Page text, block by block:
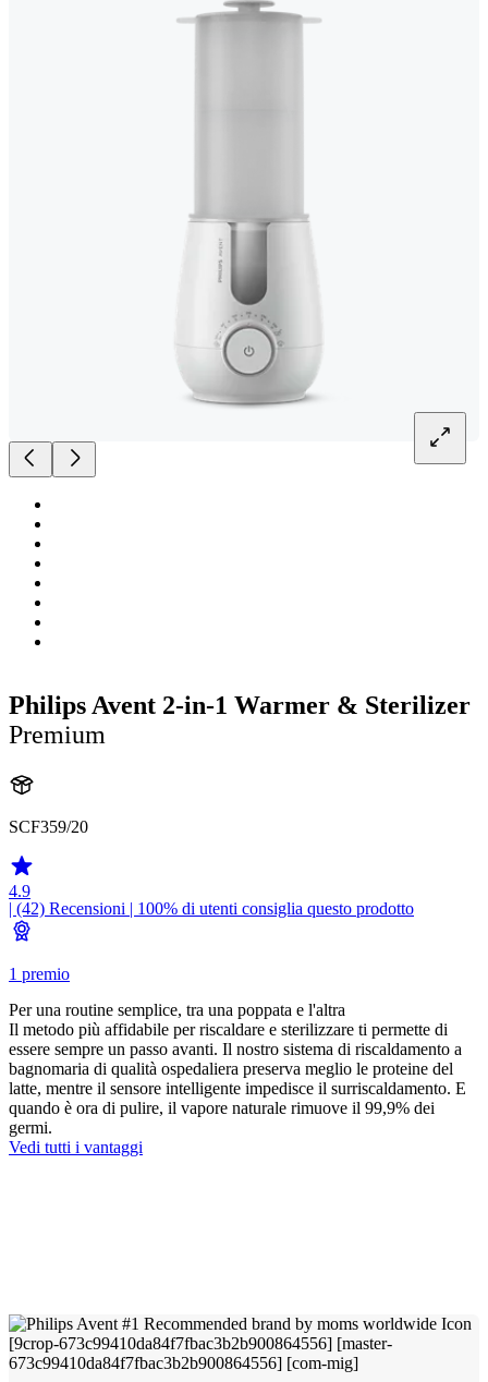
Philips Avent 2-in-1 Warmer & Sterilizer
Premium
SCF359/20
4.9
| (42) Recensioni | 100% di utenti consiglia questo prodotto
1 premio
Per una routine semplice, tra una poppata e l'altra
Il metodo più affidabile per riscaldare e sterilizzare ti permette di
essere sempre un passo avanti. Il nostro sistema di riscaldamento a
bagnomaria di qualità ospedaliera preserva meglio le proteine del
latte, mentre il sensore intelligente impedisce il surriscaldamento. E
quando è ora di pulire, il vapore naturale rimuove il 99,9% dei
germi.
Vedi tutti i vantaggi